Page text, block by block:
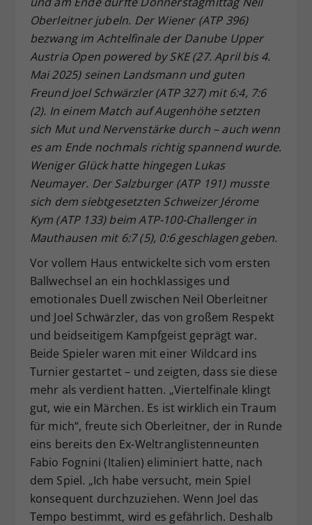
Oberleitner jubeln. Der Wiener (ATP 396)
bezwang im Achtelfinale derDanube Upper
Austria Open powered by SKE(27. April bis 4.
Mai 2025) seinen Landsmann und guten
Freund Joel Schwärzler (ATP 327) mit 6:4, 7:6
(2). In einem Match auf Augenhöhe setzten
sich Mut und Nervenstärke durch – auch wenn
es am Ende nochmals richtig spannend wurde.
Weniger Glück hatte hingegen Lukas
Neumayer. Der Salzburger (ATP 191) musste
sich dem siebtgesetzten Schweizer Jérome
Kym (ATP 133) beim ATP-100-Challenger in
Mauthausen mit 6:7 (5), 0:6 geschlagen geben.
Vor vollem Haus entwickelte sich vom ersten
Ballwechsel an ein hochklassiges und
emotionales Duell zwischen Neil Oberleitner
und Joel Schwärzler, das von großem Respekt
und beidseitigem Kampfgeist geprägt war.
Beide Spieler waren mit einer Wildcard ins
Turnier gestartet – und zeigten, dass sie diese
mehr als verdient hatten. „Viertelfinale klingt
gut, wie ein Märchen. Es ist wirklich ein Traum
für mich“, freute sich Oberleitner, der in Runde
eins bereits den Ex-Weltranglistenneunten
Fabio Fognini (Italien) eliminiert hatte, nach
dem Spiel. „Ich habe versucht, mein Spiel
konsequent durchzuziehen. Wenn Joel das
Tempo bestimmt, wird es gefährlich. Deshalb
Zweck
Dieser Wert speichert Ihre Consent-
Einstellungen. Unter anderem eine
historische Speicherung Ihrer
vorgenommen Einstellungen, falls der
Webseiten-Betreiber dies eingestellt
hat.